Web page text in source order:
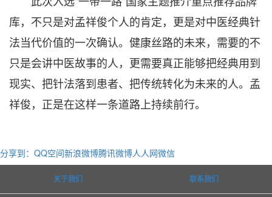
库，不只是对孟祥俊个人的肯定，更是对中医经典针
法当代价值的一次确认。健康丝路的未来，需要的不
只是会讲中医故事的人，更需要真正能够把经典用到
现实、把针法落到患者、把传统转化为未来的人。孟
祥俊，正是在这样一条道路上持续前行。
分享到： QQ空间新浪微博腾讯微博人人网微信
关于我们 联系我们